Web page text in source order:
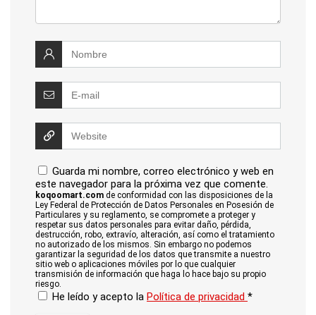
Guarda mi nombre, correo electrónico y web en
este navegador para la próxima vez que comente.
koqoomart.com de conformidad con las disposiciones de la
Ley Federal de Protección de Datos Personales en Posesión de
Particulares y su reglamento, se compromete a proteger y
respetar sus datos personales para evitar daño, pérdida,
destrucción, robo, extravío, alteración, así como el tratamiento
no autorizado de los mismos. Sin embargo no podemos
garantizar la seguridad de los datos que transmite a nuestro
sitio web o aplicaciones móviles por lo que cualquier
transmisión de información que haga lo hace bajo su propio
riesgo.
He leído y acepto la Política de privacidad *